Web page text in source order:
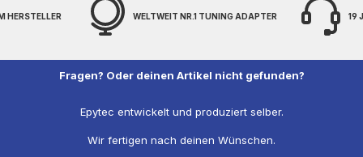
HERSTELLER WELTWEIT NR.1 TUNING ADAPTER 19
Fragen? Oder deinen Artikel nicht gefunden?
Epytec entwickelt und produziert selber.
Wir fertigen nach deinen Wünschen.